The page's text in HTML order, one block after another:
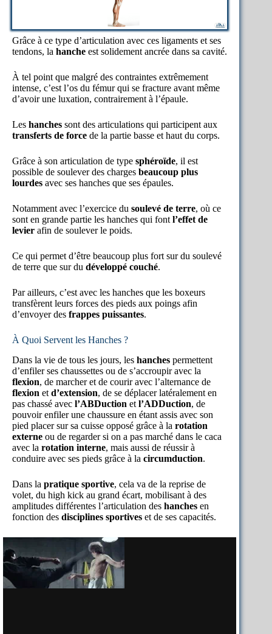
Grâce à ce type d’articulation avec ces ligaments et ses
tendons, la hanche est solidement ancrée dans sa cavité.
À tel point que malgré des contraintes extrêmement
intense, c’est l’os du fémur qui se fracture avant même
d’avoir une luxation, contrairement à l’épaule.
Les hanches sont des articulations qui participent aux
transferts de force de la partie basse et haut du corps.
Grâce à son articulation de type sphéroïde, il est
possible de soulever des charges beaucoup plus
lourdes avec ses hanches que ses épaules.
Notamment avec l’exercice du soulevé de terre, où ce
sont en grande partie les hanches qui font l’effet de
levier afin de soulever le poids.
Ce qui permet d’être beaucoup plus fort sur du soulevé
de terre que sur du développé couché.
Par ailleurs, c’est avec les hanches que les boxeurs
transfèrent leurs forces des pieds aux poings afin
d’envoyer des frappes puissantes.
À Quoi Servent les Hanches ?
Dans la vie de tous les jours, les hanches permettent
d’enfiler ses chaussettes ou de s’accroupir avec la
flexion, de marcher et de courir avec l’alternance de
flexion et d’extension, de se déplacer latéralement en
pas chassé avec l’ABDuction et l’ADDuction, de
pouvoir enfiler une chaussure en étant assis avec son
pied placer sur sa cuisse opposé grâce à la rotation
externe ou de regarder si on a pas marché dans le caca
avec la rotation interne, mais aussi de réussir à
conduire avec ses pieds grâce à la circumduction.
Dans la pratique sportive, cela va de la reprise de
volet, du high kick au grand écart, mobilisant à des
amplitudes différentes l’articulation des hanches en
fonction des disciplines sportives et de ses capacités.